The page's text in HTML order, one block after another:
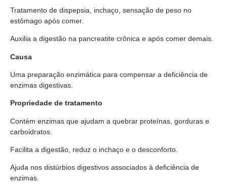
Tratamento de dispepsia, inchaço, sensação de peso no
estômago após comer.
Auxilia a digestão na pancreatite crônica e após comer demais.
Causa
Uma preparação enzimática para compensar a deficiência de
enzimas digestivas.
Propriedade de tratamento
Contém enzimas que ajudam a quebrar proteínas, gorduras e
carboidratos.
Facilita a digestão, reduz o inchaço e o desconforto.
Ajuda nos distúrbios digestivos associados à deficiência de
enzimas.